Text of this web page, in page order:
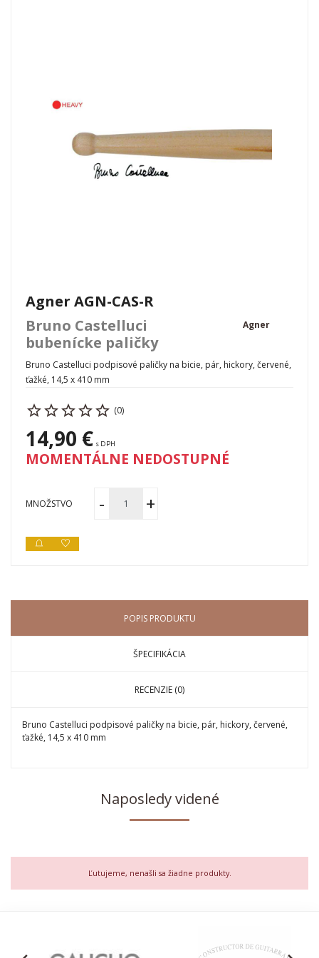
Agner AGN-CAS-R
Bruno Castelluci
bubenícke paličky
Agner
Bruno Castelluci podpisové paličky na bicie, pár, hickory, červené,
ťažké, 14,5 x 410 mm
(0)
14,90 € s DPH
MOMENTÁLNE NEDOSTUPNÉ
MNOŽSTVO
POPIS PRODUKTU
ŠPECIFIKÁCIA
RECENZIE (0)
Bruno Castelluci podpisové paličky na bicie, pár, hickory, červené,
ťažké, 14,5 x 410 mm
Naposledy videné
Ľutujeme, nenašli sa žiadne produkty.